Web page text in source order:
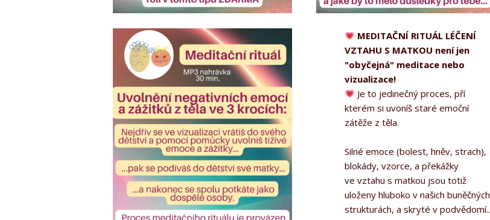
MEDITAČNÍ RITUÁL LÉČENÍ
VZTAHU S MATKOU není jen
"obyčejná" meditace nebo
vizualizace!
Je to jedinečný proces, pří
kterém si uvoníš staré emoční
zátěže z těla.
Silné emoce (bolest, hněv, strach),
blokády, vzorce, a překážky
ve vztahu s matkou jsou totiž
uloženy hluboko v našich buněčných
strukturách, a skryté v podvědomí..